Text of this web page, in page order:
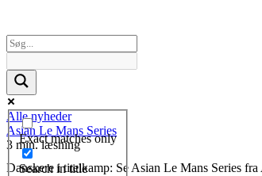
Exact matches only
Search in title
Alle nyheder
Asian Le Mans Series
3 min. læsning
Danskere i titelkamp: Se Asian Le Mans Series